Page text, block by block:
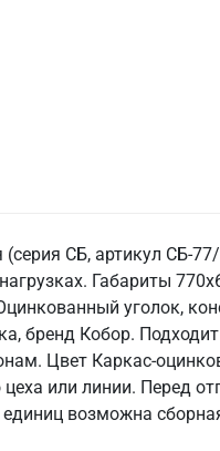
СБ, артикул СБ-
Габариты
уголок,
бренд Кобор.
Цвет Каркас-
или линии. Перед
возможна